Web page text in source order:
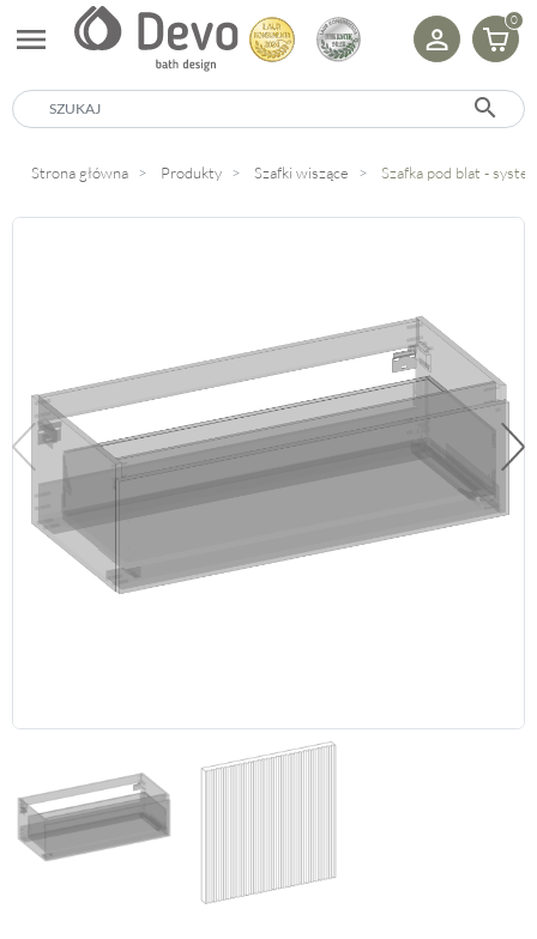
menu 0
search
Strona główna Produkty Szafki wiszące Szafka pod blat -
Poprzedni